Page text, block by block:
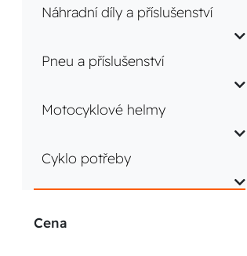
Náhradní díly a příslušenství
Pneu a příslušenství
Motocyklové helmy
Cyklo potřeby
Cena